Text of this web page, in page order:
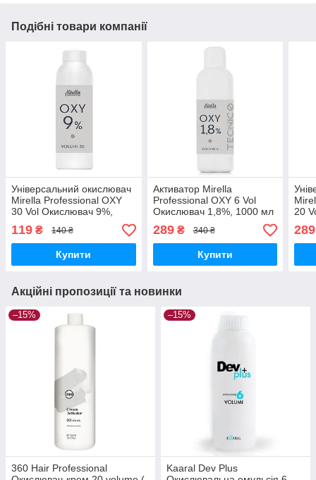
Подібні товари компанії
Універсальний окислювач
Mirella Professional OXY
30 Vol Окислювач 9%,
120мл
119 ₴ 140 ₴
Купити
Активатор Mirella
Professional OXY 6 Vol
Окислювач 1,8%, 1000 мл
289₴ 340 ₴
Купити
20
мл
289
Акційні пропозиції та новинки
–15%
360 Hair Professional
–15%
Kaaral Dev Plus